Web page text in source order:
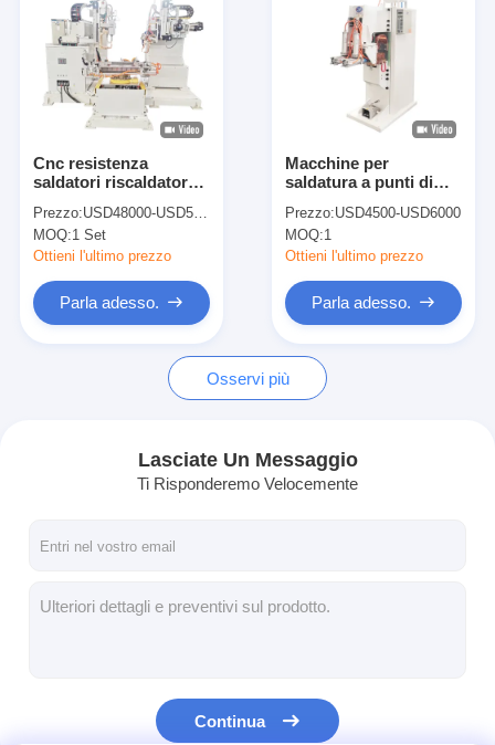
Chi siamo
Fatory Tour
notizie
Tutti i casi
Macchina portatile della saldatura a punti
Saldatura stazionaria a punto
Singola macchina laterale della saldatura a punti
Cnc resistenza
saldatori riscaldatore
saldatore punto
macchina di saldatura
automatico
Prezzo:USD48000-USD58000
MOQ:1 Set
Ottieni l'ultimo prezzo
Parla adesso.
Macchine per
saldatura a punti di
galvanizzati per
saldatura orizzontale
Prezzo:USD4500-USD6000
MOQ:1
Ottieni l'ultimo prezzo
Parla adesso.
Osservi più
Lasciate Un Messaggio
Ti Risponderemo Velocemente
Continua